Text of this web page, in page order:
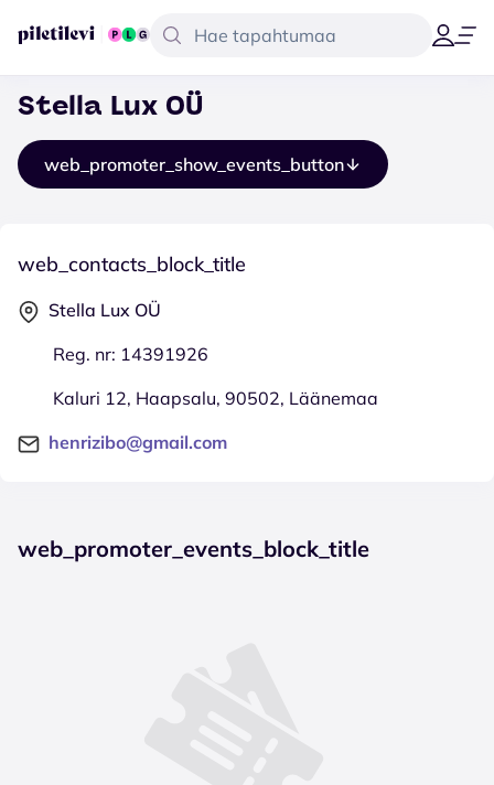
Stella Lux OÜ
web_promoter_show_events_button
web_contacts_block_title
Stella Lux OÜ
Reg. nr: 14391926
Kaluri 12, Haapsalu, 90502, Läänemaa
henrizibo@gmail.com
web_promoter_events_block_title